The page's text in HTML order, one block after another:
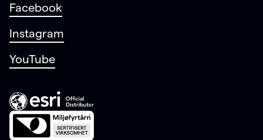
Facebook
Instagram
YouTube